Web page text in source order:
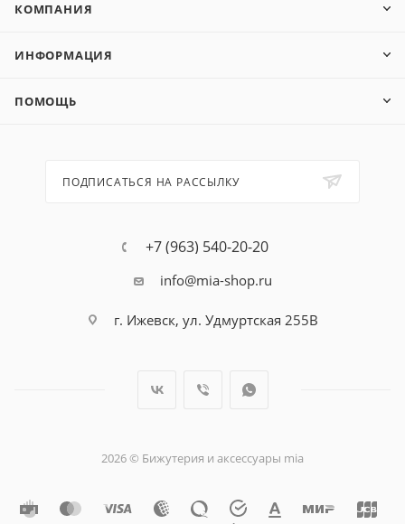
КОМПАНИЯ
ИНФОРМАЦИЯ
ПОМОЩЬ
ПОДПИСАТЬСЯ НА РАССЫЛКУ
+7 (963) 540-20-20
info@mia-shop.ru
г. Ижевск, ул. Удмуртская 255В
2026 © Бижутерия и аксессуары mia